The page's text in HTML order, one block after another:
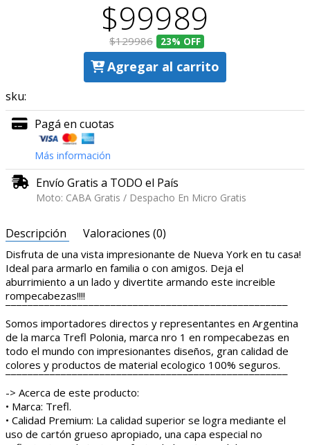
$99989
$129986 23% OFF
Agregar al carrito
sku:
Pagá en cuotas
Más información
Envío Gratis a TODO el País
Moto: CABA Gratis / Despacho En Micro Gratis
Descripción Valoraciones (0)
Disfruta de una vista impresionante de Nueva York en tu casa!
Ideal para armarlo en familia o con amigos. Deja el
aburrimiento a un lado y divertite armando este increible
rompecabezas!!!!
¯¯¯¯¯¯¯¯¯¯¯¯¯¯¯¯¯¯¯¯¯¯¯¯¯¯¯¯¯¯¯¯¯¯¯¯¯¯¯¯¯¯¯¯¯¯¯¯¯¯¯
Somos importadores directos y representantes en Argentina
de la marca Trefl Polonia, marca nro 1 en rompecabezas en
todo el mundo con impresionantes diseños, gran calidad de
colores y productos de material ecologico 100% seguros.
¯¯¯¯¯¯¯¯¯¯¯¯¯¯¯¯¯¯¯¯¯¯¯¯¯¯¯¯¯¯¯¯¯¯¯¯¯¯¯¯¯¯¯¯¯¯¯¯¯¯¯
-> Acerca de este producto:
• Marca: Trefl.
• Calidad Premium: La calidad superior se logra mediante el
uso de cartón grueso apropiado, una capa especial no